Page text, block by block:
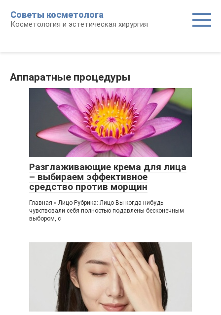
контенту
Советы косметолога
Косметология и эстетическая хирургия
Аппаратные процедуры
Разглаживающие крема для лица
– выбираем эффективное
средство против морщин
Главная » Лицо Рубрика: Лицо Вы когда-нибудь
чувствовали себя полностью подавлены бесконечным
выбором, с